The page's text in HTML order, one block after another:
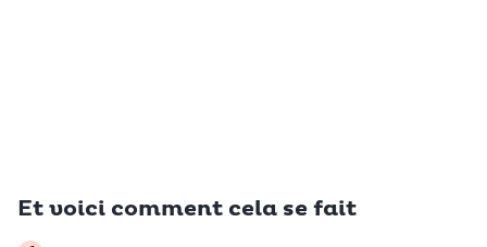
Et voici comment cela se fait